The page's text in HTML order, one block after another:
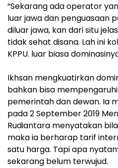
“Sekarang ada operator
luar jawa dan penguasaan
diluar jawa, kan dari situ
tidak sehat disana. Lah ini
KPPU. luar biasa
Ikhsan mengkuatirkan
bahkan bisa
pemerintah dan dewan. Ia
pada 2 September 2019
Rudiantara menyatakan
maka ia berharap tarif
satu harga. Tapi apa
sekarang belum terwujud.